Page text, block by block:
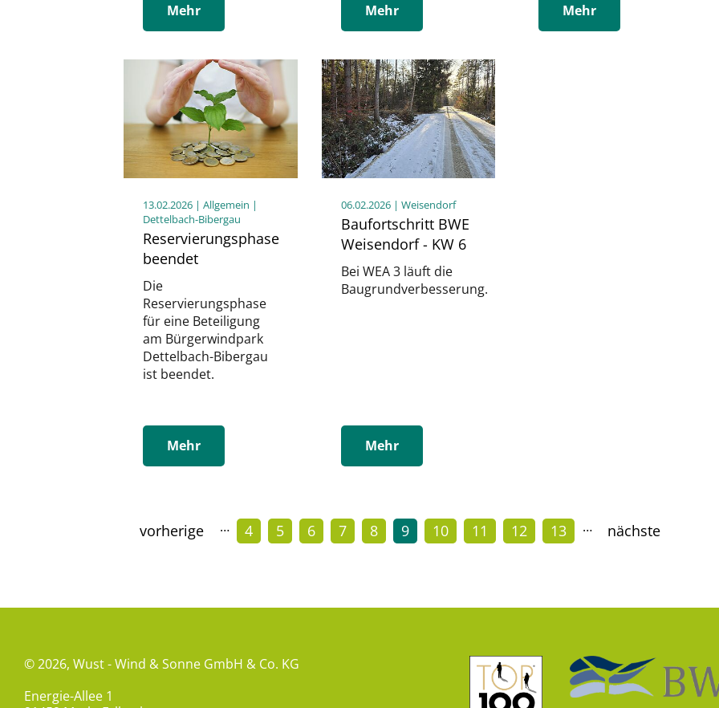
Mehr Mehr Mehr
13.02.2026 | Allgemein |
Dettelbach-Bibergau
Reservierungsphase
beendet
Die
Reservierungsphase
für eine Beteiligung
am Bürgerwindpark
Dettelbach-Bibergau
ist beendet.
Mehr
06.02.2026 | Weisendorf
Baufortschritt BWE
Weisendorf - KW 6
Bei WEA 3 läuft die
Baugrundverbesserung.
Mehr
vorherige … 4 5 6 7 8 9 10 11 12 13 … nächste
© 2026, Wust - Wind & Sonne GmbH & Co. KG
Energie-Allee 1